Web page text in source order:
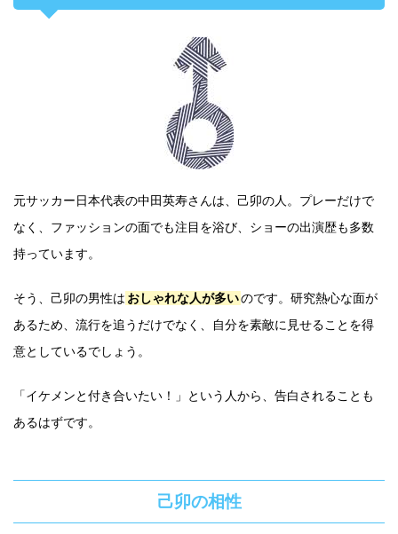
元サッカー日本代表の中田英寿さんは、己卯の人。プレーだけで
なく、ファッションの面でも注目を浴び、ショーの出演歴も多数
持っています。
そう、己卯の男性は おしゃれな人が多いのです。研究熱心な面が
あるため、流行を追うだけでなく、自分を素敵に見せることを得
意としているでしょう。
「イケメンと付き合いたい！」という人から、告白されることも
あるはずです。
己卯の相性